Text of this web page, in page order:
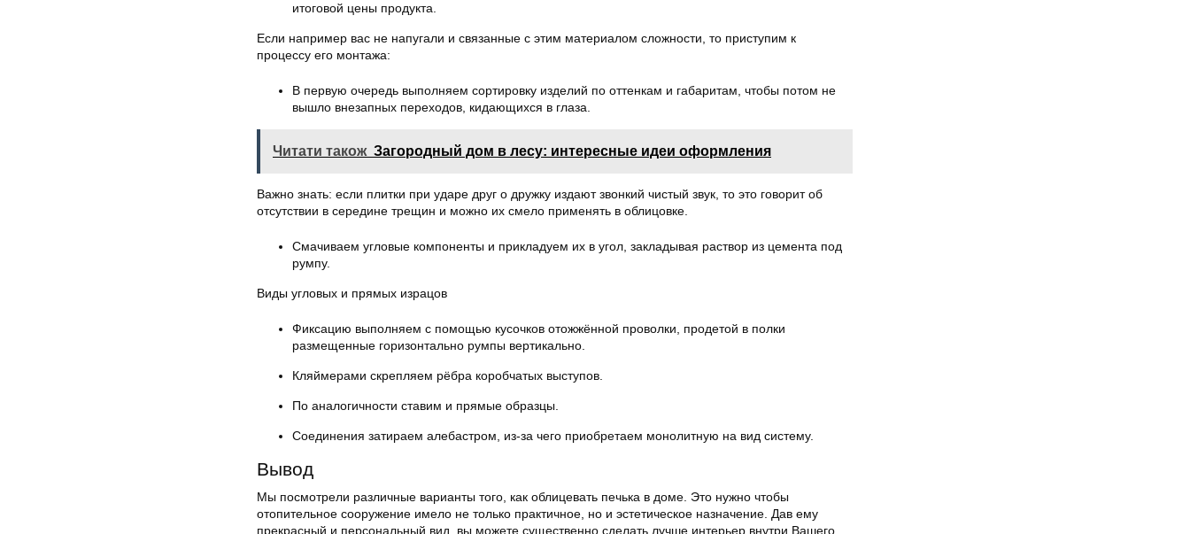
итоговой цены продукта.
Если например вас не напугали и связанные с этим материалом сложности, то приступим к
процессу его монтажа:
В первую очередь выполняем сортировку изделий по оттенкам и габаритам, чтобы потом не
вышло внезапных переходов, кидающихся в глаза.
Читати також Загородный дом в лесу: интересные идеи оформления
Важно знать: если плитки при ударе друг о дружку издают звонкий чистый звук, то это говорит об
отсутствии в середине трещин и можно их смело применять в облицовке.
Смачиваем угловые компоненты и прикладуем их в угол, закладывая раствор из цемента под
румпу.
Виды угловых и прямых израцов
Фиксацию выполняем с помощью кусочков отожжённой проволки, продетой в полки
размещенные горизонтально румпы вертикально.
Кляймерами скрепляем рёбра коробчатых выступов.
По аналогичности ставим и прямые образцы.
Соединения затираем алебастром, из-за чего приобретаем монолитную на вид систему.
Вывод
Мы посмотрели различные варианты того, как облицевать печька в доме. Это нужно чтобы
отопительное сооружение имело не только практичное, но и эстетическое назначение. Дав ему
прекрасный и персональный вид, вы можете существенно сделать лучше интерьер внутри Вашего